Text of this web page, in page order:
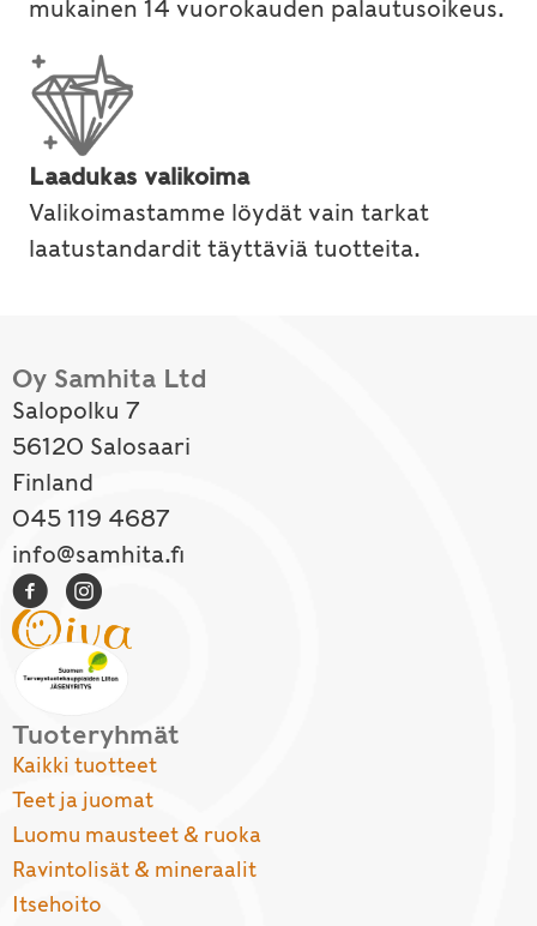
mukainen 14 vuorokauden palautusoikeus.
Laadukas valikoima
Valikoimastamme löydät vain tarkat
laatustandardit täyttäviä tuotteita.
Oy Samhita Ltd
Salopolku 7
56120 Salosaari
Finland
045 119 4687
info@samhita.fi
Tuoteryhmät
Kaikki tuotteet
Teet ja juomat
Luomu mausteet & ruoka
Ravintolisät & mineraalit
Itsehoito